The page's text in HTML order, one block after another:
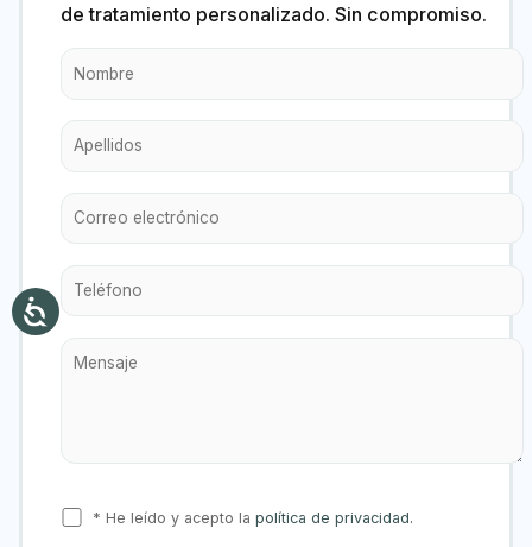
de tratamiento personalizado. Sin compromiso.
* He leído y acepto la política de privacidad.